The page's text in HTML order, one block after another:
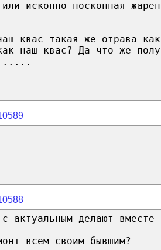
исконно-посконная
квас такая же отрава
наш квас? Да что же
актуальным делают вместе
всем своим бывшим?